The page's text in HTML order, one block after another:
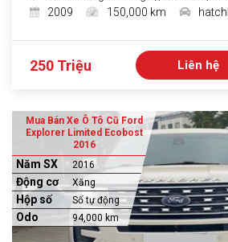
2009
150,000 km
250 Triệu Liên hệ
Mua Bán Xe Ô Tô Cũ Ford
Explorer Limited Ecobost
2016
Năm SX 2016
Động cơ Xăng
Hộp số Số tự động
Odo 94,000 km